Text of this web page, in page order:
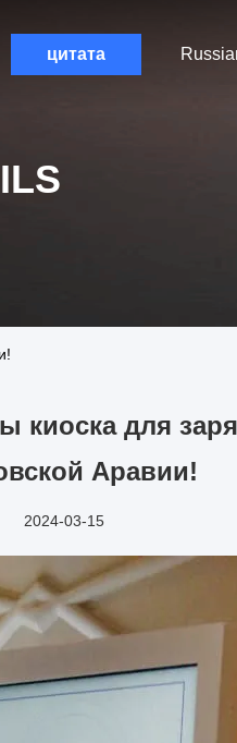
цитата
киоска для
Аравии!
2024-03-15